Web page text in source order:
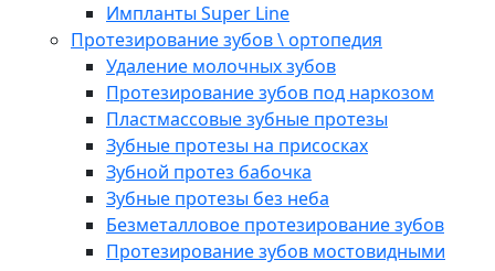
Импланты Super Line
Протезирование зубов \ ортопедия
Удаление молочных зубов
Протезирование зубов под наркозом
Пластмассовые зубные протезы
Зубные протезы на присосках
Зубной протез бабочка
Зубные протезы без неба
Безметалловое протезирование зубов
Протезирование зубов мостовидными